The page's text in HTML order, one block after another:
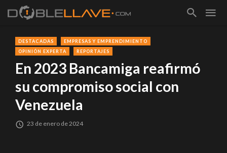
DESTACADAS
EMPRESAS Y EMPRENDIMIENTO
OPINIÓN EXPERTA
REPORTAJES
En 2023 Bancamiga reafirmó
su compromiso social con
Venezuela
23 de enero de 2024